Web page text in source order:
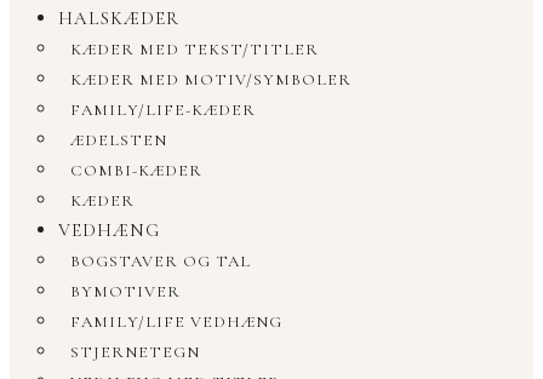
HALSKÆDER
KÆDER MED TEKST/TITLER
KÆDER MED MOTIV/SYMBOLER
FAMILY/LIFE-KÆDER
ÆDELSTEN
COMBI-KÆDER
KÆDER
VEDHÆNG
BOGSTAVER OG TAL
BYMOTIVER
FAMILY/LIFE VEDHÆNG
STJERNETEGN